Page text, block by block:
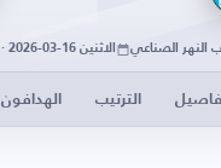
النهر الصناعي الاثنين 16-03-2026 · 02:00 ص
الترتيب الهدافون